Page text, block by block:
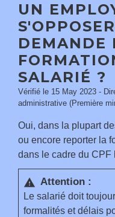
UN
DEMANDE
SALARIÉ ?
Vérifié le 15 May 2023 -
administrative (Première
Oui, dans la plupart
ou encore reporter la
dans le cadre du CPF
warning Attention :
Le salarié doit
formalités et délais